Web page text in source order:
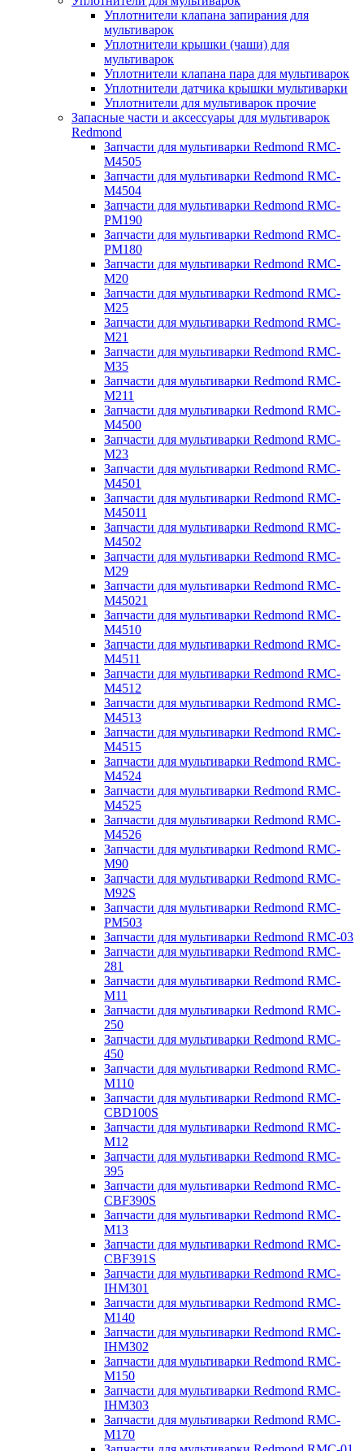
Уплотнители клапана запирания для
мультиварок
Уплотнители крышки (чаши) для
мультиварок
Уплотнители клапана пара для мультиварок
Уплотнители датчика крышки мультиварки
Уплотнители для мультиварок прочие
Запасные части и аксессуары для мультиварок
Redmond
Запчасти для мультиварки Redmond RMC-
M4505
Запчасти для мультиварки Redmond RMC-
M4504
Запчасти для мультиварки Redmond RMC-
PM190
Запчасти для мультиварки Redmond RMC-
PM180
Запчасти для мультиварки Redmond RMC-
M20
Запчасти для мультиварки Redmond RMC-
M25
Запчасти для мультиварки Redmond RMC-
M21
Запчасти для мультиварки Redmond RMC-
M35
Запчасти для мультиварки Redmond RMC-
M211
Запчасти для мультиварки Redmond RMC-
M4500
Запчасти для мультиварки Redmond RMC-
M23
Запчасти для мультиварки Redmond RMC-
M4501
Запчасти для мультиварки Redmond RMC-
M45011
Запчасти для мультиварки Redmond RMC-
M4502
Запчасти для мультиварки Redmond RMC-
M29
Запчасти для мультиварки Redmond RMC-
M45021
Запчасти для мультиварки Redmond RMC-
M4510
Запчасти для мультиварки Redmond RMC-
M4511
Запчасти для мультиварки Redmond RMC-
M4512
Запчасти для мультиварки Redmond RMC-
M4513
Запчасти для мультиварки Redmond RMC-
M4515
Запчасти для мультиварки Redmond RMC-
M4524
Запчасти для мультиварки Redmond RMC-
M4525
Запчасти для мультиварки Redmond RMC-
M4526
Запчасти для мультиварки Redmond RMC-
M90
Запчасти для мультиварки Redmond RMC-
M92S
Запчасти для мультиварки Redmond RMC-
PM503
Запчасти для мультиварки Redmond RMC-03
Запчасти для мультиварки Redmond RMC-
281
Запчасти для мультиварки Redmond RMC-
M11
Запчасти для мультиварки Redmond RMC-
250
Запчасти для мультиварки Redmond RMC-
450
Запчасти для мультиварки Redmond RMC-
M110
Запчасти для мультиварки Redmond RMC-
CBD100S
Запчасти для мультиварки Redmond RMC-
M12
Запчасти для мультиварки Redmond RMC-
395
Запчасти для мультиварки Redmond RMC-
CBF390S
Запчасти для мультиварки Redmond RMC-
M13
Запчасти для мультиварки Redmond RMC-
CBF391S
Запчасти для мультиварки Redmond RMC-
IHM301
Запчасти для мультиварки Redmond RMC-
M140
Запчасти для мультиварки Redmond RMC-
IHM302
Запчасти для мультиварки Redmond RMC-
M150
Запчасти для мультиварки Redmond RMC-
IHM303
Запчасти для мультиварки Redmond RMC-
M170